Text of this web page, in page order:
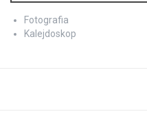
Fotografia
Kalejdoskop